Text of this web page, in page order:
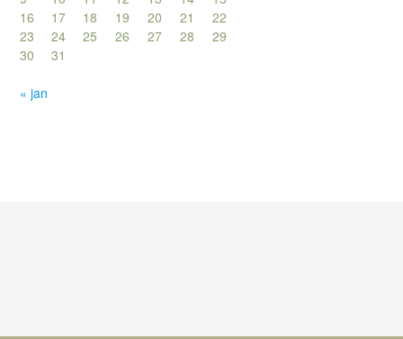
16
17 18 19 20 21
22
23
24 25 26 27 28
29
30
31
« jan